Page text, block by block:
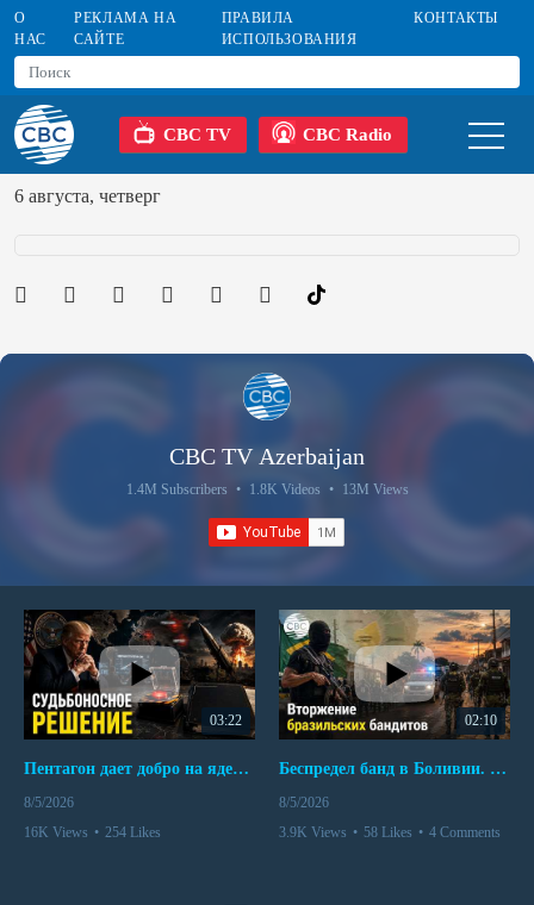
О
НАС
РЕКЛАМА НА
САЙТЕ
ПРАВИЛА
ИСПОЛЬЗОВАНИЯ
КОНТАКТЫ
CBC TV CBC Radio
6 августа, четверг
CBC TV Azerbaijan
1.4M Subscribers • 1.8K Videos • 13M Views
03:22
Пентагон дает добро на ядерный удар по противникам США
8/5/2026
16K Views • 254 Likes
02:10
Беспредел банд в Боливии. Расправы над наркоторговцами
8/5/2026
3.9K Views • 58 Likes • 4 Comments